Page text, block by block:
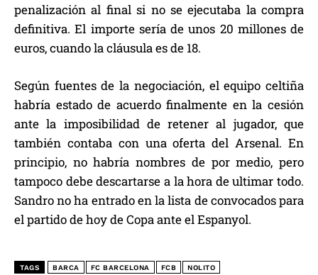
penalización al final si no se ejecutaba la compra
definitiva. El importe sería de unos 20 millones de
euros, cuando la cláusula es de 18.
Según fuentes de la negociación, el equipo celtiña
habría estado de acuerdo finalmente en la cesión
ante la imposibilidad de retener al jugador, que
también contaba con una oferta del Arsenal. En
principio, no habría nombres de por medio, pero
tampoco debe descartarse a la hora de ultimar todo.
Sandro no ha entrado en la lista de convocados para
el partido de hoy de Copa ante el Espanyol.
TAGS BARCA FC BARCELONA FCB NOLITO